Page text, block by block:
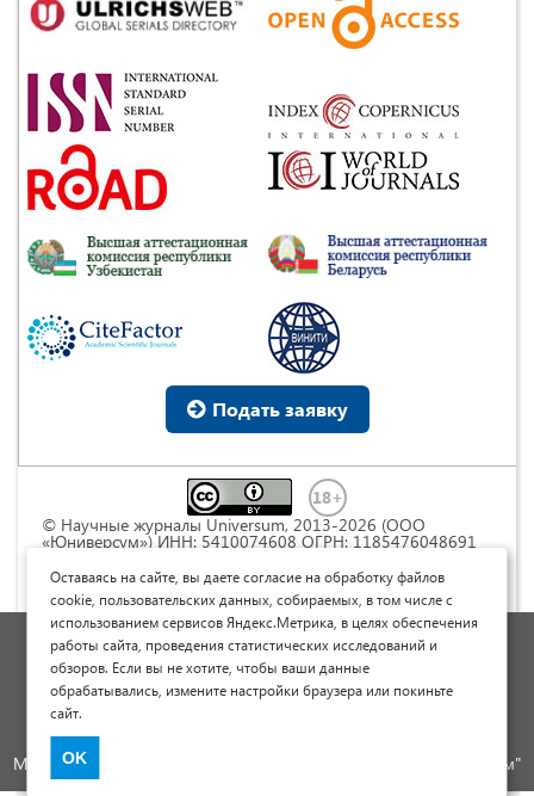
Подать заявку
© Научные журналы Universum, 2013-2026 (ООО
«Юниверсум») ИНН: 5410074608 ОГРН: 1185476048691
Commons « Attribution» («Атрибуция») 4.0
Непортированная
Политика обработки персональных данных
Договор оферты
Опубликовать научную статью
Международный научно-исследовательский журнал "Юниверсум"
Оставаясь на сайте, вы даете согласие на обработку файлов
cookie, пользовательских данных, собираемых, в том числе с
использованием сервисов Яндекс.Метрика, в целях обеспечения
работы сайта, проведения статистических исследований и
обзоров. Если вы не хотите, чтобы ваши данные
обрабатывались, измените настройки браузера или покиньте
сайт.
OK